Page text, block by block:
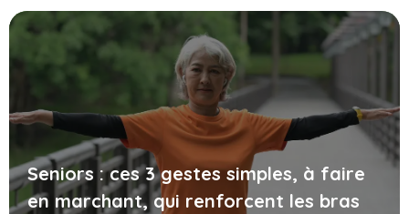
Seniors : ces 3 gestes simples, à faire
en marchant, qui renforcent les bras